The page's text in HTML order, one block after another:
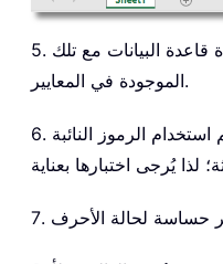
5. يجب أن تتطابق تسميات أعمدة قاعدة البيانات مع تلك
الموجودة في المعايير.
6. تدعم استخدام الرموز النائبة (wildcard) في المعايير، لكنها